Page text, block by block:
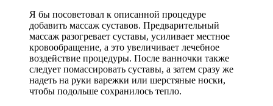
Я бы посоветовал к описанной процедуре
добавить массаж суставов. Предварительный
массаж разогревает суставы, усиливает местное
кровообращение, а это увеличивает лечебное
воздействие процедуры. После ванночки также
следует помассировать суставы, а затем сразу же
надеть на руки варежки или шерстяные носки,
чтобы подольше сохранилось тепло.